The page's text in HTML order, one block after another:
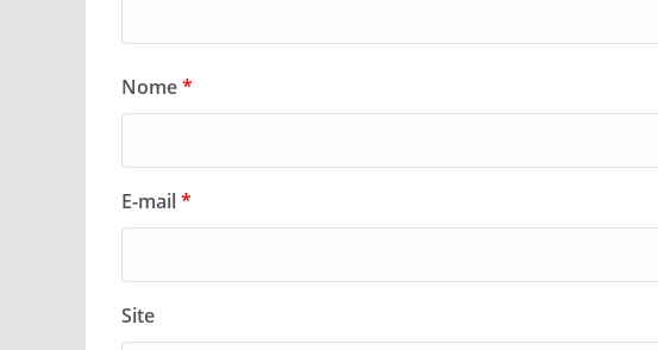
Nome*
E-mail*
Site